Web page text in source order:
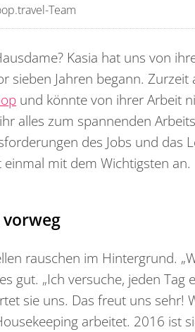
Team
Kasia hat uns von
sieben Jahren begann.
und könnte von ihrer Arbeit
alles zum spannenden
des Jobs und das
mit dem Wichtigsten an.
rauschen im Hintergrund.
gut. „Ich versuche, jeden Tag
sie uns. Das freut uns sehr!
arbeitet. 2016 ist